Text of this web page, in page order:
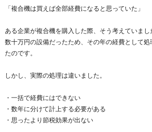
「複合機は買えば全部経費になると思っていた」
ある企業が複合機を購入した際、そう考えていまし
数十万円の設備だったため、その年の経費として
たのです。
しかし、実際の処理は違いました。
・一括で経費にはできない
・数年に分けて計上する必要がある
・思ったより節税効果が出ない